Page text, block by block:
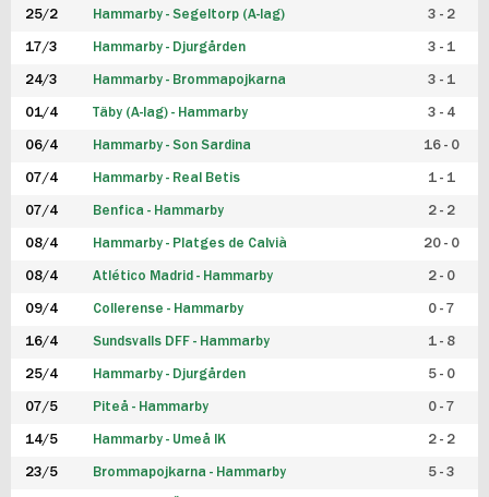
FUTSAL HERR
FUTSAL DAM
25/2 Hammarby - Segeltorp (A-lag) 3 - 2
17/3 Hammarby - Djurgården 3 - 1
24/3 Hammarby - Brommapojkarna 3 - 1
01/4 Täby (A-lag) - Hammarby 3 - 4
06/4 Hammarby - Son Sardina 16 - 0
07/4 Hammarby - Real Betis 1 - 1
07/4 Benfica - Hammarby 2 - 2
08/4 Hammarby - Platges de Calvià 20 - 0
08/4 Atlético Madrid - Hammarby 2 - 0
09/4 Collerense - Hammarby 0 - 7
16/4 Sundsvalls DFF - Hammarby 1 - 8
25/4 Hammarby - Djurgården 5 - 0
07/5 Piteå - Hammarby 0 - 7
14/5 Hammarby - Umeå IK 2 - 2
23/5 Brommapojkarna - Hammarby 5 - 3